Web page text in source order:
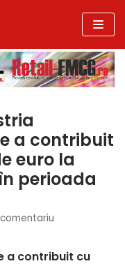
a contribuit
euro la
perioada
a contribuit cu